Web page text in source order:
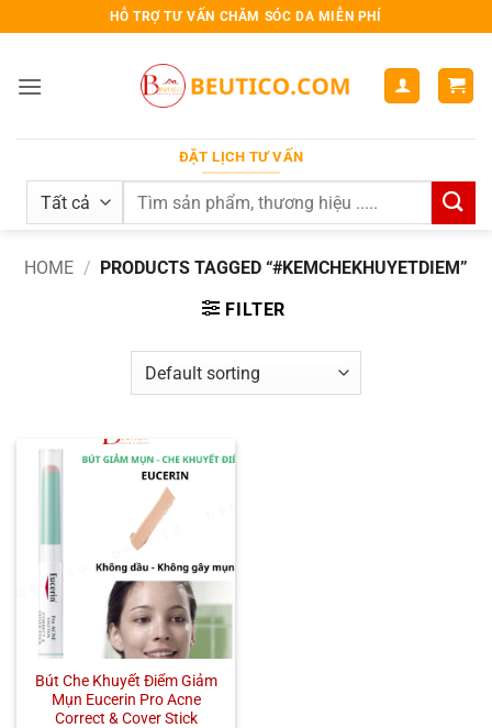
qua
dung
HỖ TRỢ TƯ VẤN CHĂM SÓC DA MIỄN PHÍ
ĐẶT LỊCH TƯ VẤN
Search
HOME / PRODUCTS TAGGED “#KEMCHEKHUYETDIEM”
FILTER
Bút Che Khuyết Điểm Giảm
Mụn Eucerin Pro Acne
Correct & Cover Stick